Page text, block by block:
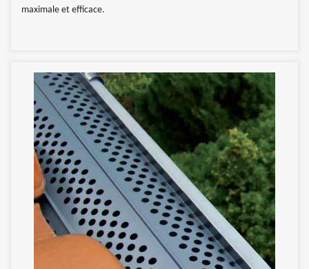
maximale et efficace.